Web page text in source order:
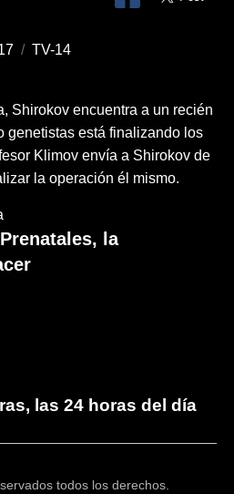
/ TV-14
Shirokov encuentra a un recién
genetistas está finalizando los
Klimov envía a Shirokov de
la operación él mismo.
la
las 24 horas del día
todos los derechos.